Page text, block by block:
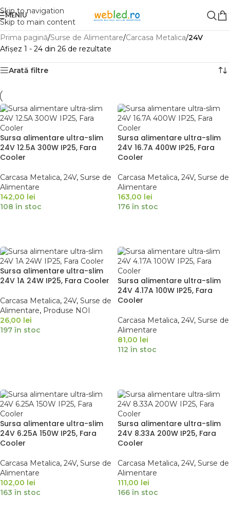
Skip to navigation
Skip to main content
MENIU
Prima pagină/Surse de Alimentare/Carcasa Metalica/24V
Afișez 1 - 24 din 26 de rezultate
Arată filtre
Sursa alimentare ultra-slim
24V 12.5A 300W IP25, Fara
Cooler
Carcasa Metalica, 24V, Surse de
Alimentare
142,00 lei
108 în stoc
Sursa alimentare ultra-slim
24V 16.7A 400W IP25, Fara
Cooler
Carcasa Metalica, 24V, Surse de
Alimentare
163,00 lei
176 în stoc
Sursa alimentare ultra-slim
24V 1A 24W IP25, Fara Cooler
Carcasa Metalica, 24V, Surse de
Alimentare, Produse NOI
26,00 lei
197 în stoc
Sursa alimentare ultra-slim
24V 4.17A 100W IP25, Fara
Cooler
Carcasa Metalica, 24V, Surse de
Alimentare
81,00 lei
112 în stoc
Sursa alimentare ultra-slim
24V 6.25A 150W IP25, Fara
Cooler
Carcasa Metalica, 24V, Surse de
Alimentare
102,00 lei
163 în stoc
Sursa alimentare ultra-slim
24V 8.33A 200W IP25, Fara
Cooler
Carcasa Metalica, 24V, Surse de
Alimentare
111,00 lei
166 în stoc